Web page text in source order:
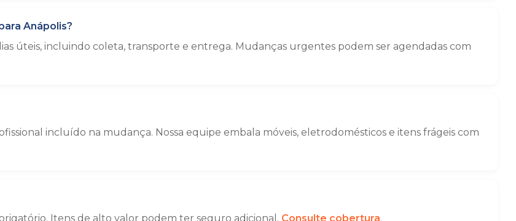
Anápolis?
úteis, incluindo coleta, transporte e entrega. Mudanças urgentes podem ser agendadas com
incluído na mudança. Nossa equipe embala móveis, eletrodomésticos e itens frágeis com
Itens de alto valor podem ter seguro adicional. Consulte cobertura.